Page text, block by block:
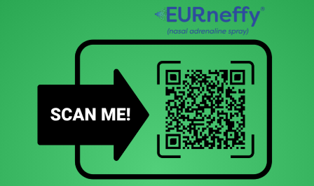
Με συναδελφικούς χαιρετισμούς
Οι Πρόεδροι της Οργανωτικής Επιτροπής
Μιχάλης Ανθρακόπουλος
Πρόεδρος Ελληνικής
Παιδοπνευμονολογικής
Εταιρείας
Κώστας Πρίφτης
Πρόεδρος Ελληνικής
Παιδοαλλεργιολογικής
Εταιρείας
ΦΟΡΕΑΣ
Εταιρεία